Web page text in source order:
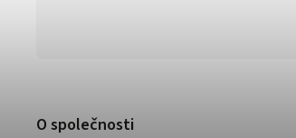
O společnosti